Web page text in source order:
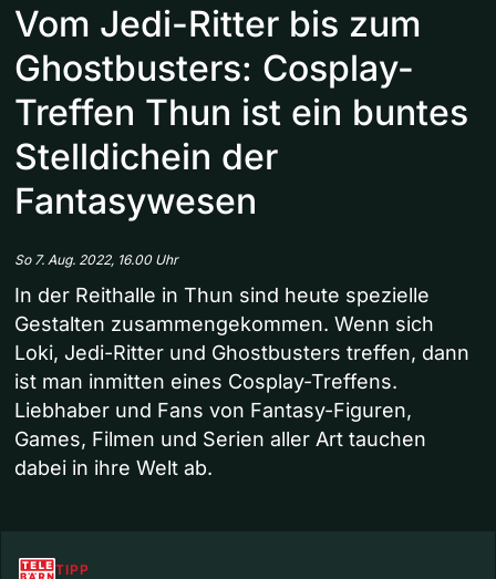
Vom Jedi-Ritter bis zum
Ghostbusters: Cosplay-
Treffen Thun ist ein buntes
Stelldichein der
Fantasywesen
So 7. Aug. 2022, 16.00 Uhr
In der Reithalle in Thun sind heute spezielle
Gestalten zusammengekommen. Wenn sich
Loki, Jedi-Ritter und Ghostbusters treffen, dann
ist man inmitten eines Cosplay-Treffens.
Liebhaber und Fans von Fantasy-Figuren,
Games, Filmen und Serien aller Art tauchen
dabei in ihre Welt ab.
TIPP